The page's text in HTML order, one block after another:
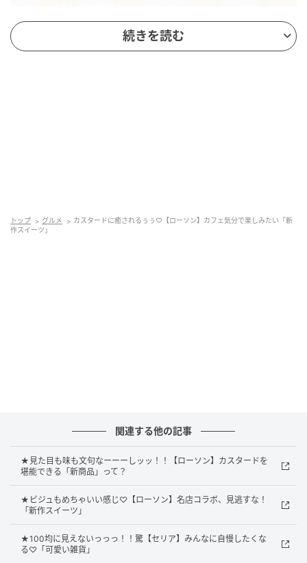
「たまごのとろける生プリン」は、卵・砂糖・牛乳・
出典：Instagram
続きを読む
トップ グルメ
カスタードに癒されるぅぅ♡【ローソン】カフェ気分で楽しみたい「新
作スイーツ」
関連する他の記事
★見た目も味も文句なーーーしッッ！！【ローソン】カスタードを
堪能できる「新商品」って？
★ビジュもめちゃいい感じ♡【ローソン】名店コラボ、見逃すな！
「新作スイーツ」
★100均に見えないっっっ！！驚【セリア】みんなに自慢したくな
る♡「可愛い雑貨」